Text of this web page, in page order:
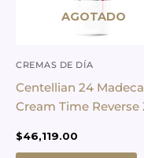
AGOTADO
CREMAS DE DÍA
Centellian 24 Madeca
Cream Time Reverse
$46,119.00